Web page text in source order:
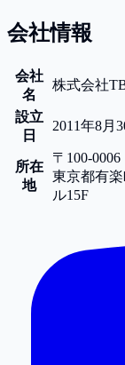
会社情報
会社
名
株式会社
設立
日
2011年8月
所在
地
〒100-0006
東京都有楽
ル15F